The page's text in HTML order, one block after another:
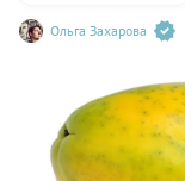
Ольга Захарова